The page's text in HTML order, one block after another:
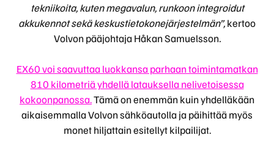
tekniikoita, kuten megavalun, runkoon integroidut
akkukennot sekä keskustietokonejärjestelmän”,kertoo
Volvon pääjohtaja Håkan Samuelsson.
EX60 voi saavuttaa luokkansa parhaan toimintamatkan
810 kilometriä yhdellä latauksella nelivetoisessa
kokoonpanossa.Tämä on enemmän kuin yhdelläkään
aikaisemmalla Volvon sähköautolla ja päihittää myös
monet hiljattain esitellyt kilpailijat.